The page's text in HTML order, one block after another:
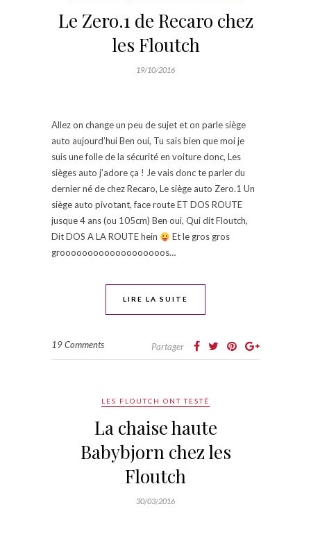
Le Zero.1 de Recaro chez
les Floutch
19/10/2016
Allez on change un peu de sujet et on parle siège
auto aujourd’hui Ben oui, Tu sais bien que moi je
suis une folle de la sécurité en voiture donc, Les
sièges auto j’adore ça ! Je vais donc te parler du
dernier né de chez Recaro, Le siège auto Zero.1 Un
siège auto pivotant, face route ET DOS ROUTE
jusque 4 ans (ou 105cm) Ben oui, Qui dit Floutch,
Dit DOS A LA ROUTE hein
Et le gros gros
grooooooooooooooooooos…
LIRE LA SUITE
19 Comments Partager
LES FLOUTCH ONT TESTÉ
La chaise haute
Babybjorn chez les
Floutch
30/03/2016